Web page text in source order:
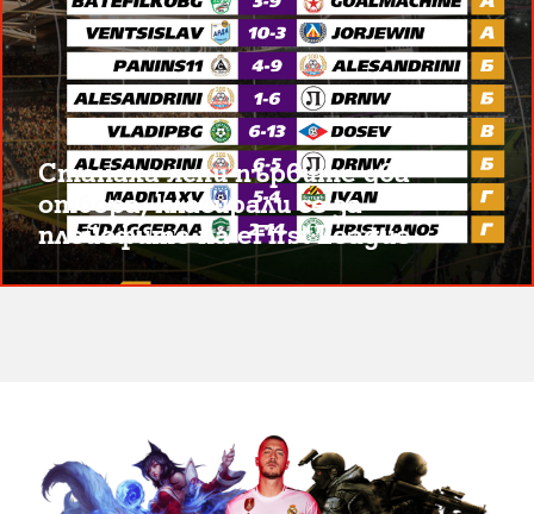
Станаха ясни първите два
отбора, класирали се за
плейофите на eFirst League